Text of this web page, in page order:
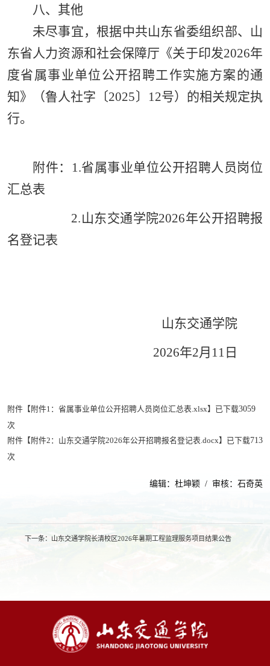
八、其他
未尽事宜，根据中共山东省委组织部、山
东省人力资源和社会保障厅《关于印发2026年
度省属事业单位公开招聘工作实施方案的通
知》（鲁人社字〔2025〕12号）的相关规定执
行。
附件：1.省属事业单位公开招聘人员岗位
汇总表
2.山东交通学院2026年公开招聘报
名登记表
山东交通学院
2026年2月11日
附件【 附件1：省属事业单位公开招聘人员岗位汇总表.xlsx】已下载3059
次
附件【 附件2：山东交通学院2026年公开招聘报名登记表.docx】已下载713
次
编辑：杜坤颖 / 审核：石奇英
下一条： 山东交通学院长清校区2026年暑期工程监理服务项目结果公告